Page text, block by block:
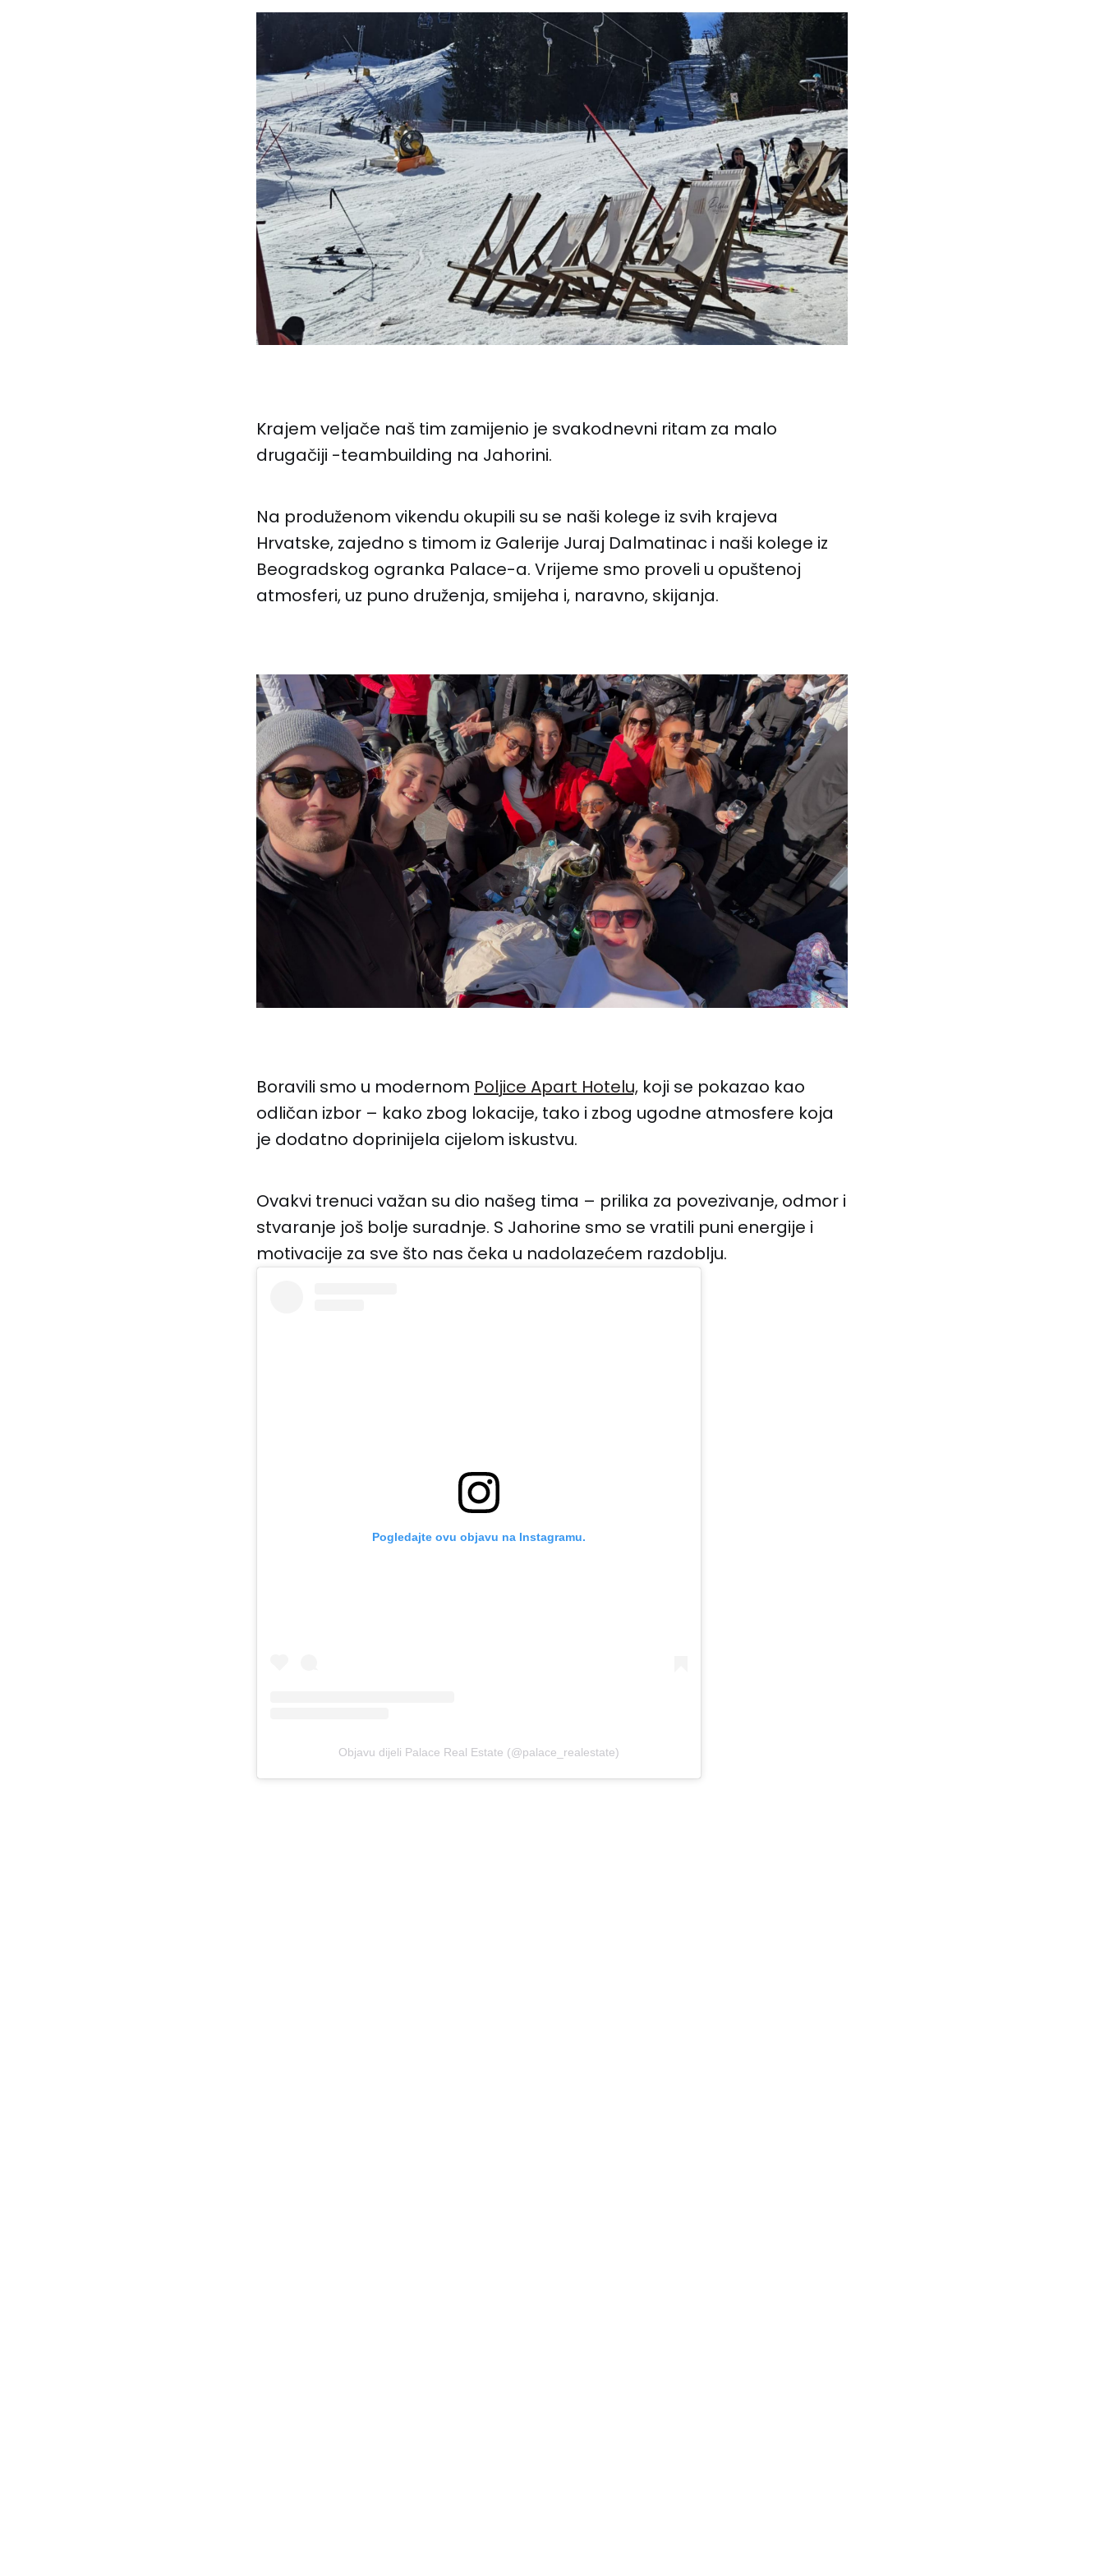
Krajem veljače naš tim zamijenio je svakodnevni ritam za malo
drugačiji -teambuilding na Jahorini.
Na produženom vikendu okupili su se naši kolege iz svih krajeva
Hrvatske, zajedno s timom iz Galerije Juraj Dalmatinac i naši kolege iz
Beogradskog ogranka Palace-a. Vrijeme smo proveli u opuštenoj
atmosferi, uz puno druženja, smijeha i, naravno, skijanja.
Boravili smo u modernom Poljice Apart Hotelu, koji se pokazao kao
odličan izbor – kako zbog lokacije, tako i zbog ugodne atmosfere koja
je dodatno doprinijela cijelom iskustvu.
Ovakvi trenuci važan su dio našeg tima – prilika za povezivanje, odmor i
stvaranje još bolje suradnje. S Jahorine smo se vratili puni energije i
motivacije za sve što nas čeka u nadolazećem razdoblju.
Pogledajte ovu objavu na Instagramu.
Objavu dijeli Palace Real Estate (@palace_realestate)